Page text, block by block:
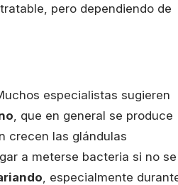
pero dependiendo de
especialistas sugieren
, que en general se produce
crecen las glándulas
a meterse bacteria si no se
, especialmente